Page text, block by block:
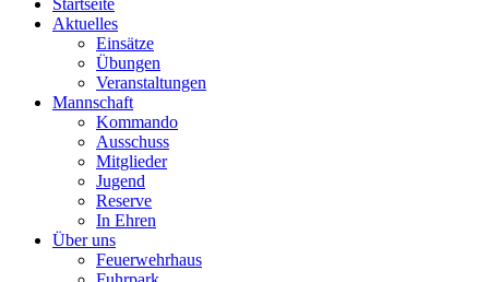
Startseite
Aktuelles
Einsätze
Übungen
Veranstaltungen
Mannschaft
Kommando
Ausschuss
Mitglieder
Jugend
Reserve
In Ehren
Über uns
Feuerwehrhaus